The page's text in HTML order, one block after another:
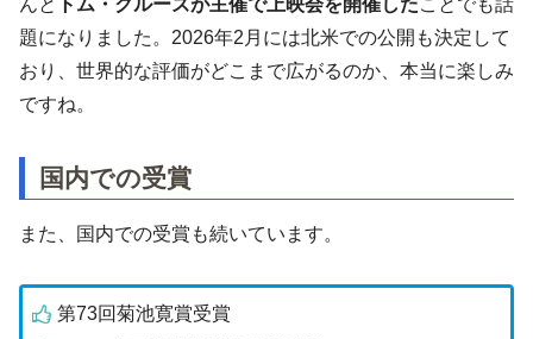
題になりました。2026年2月には北米での公開も決定して
おり、世界的な評価がどこまで広がるのか、本当に楽しみ
ですね。
国内での受賞
また、国内での受賞も続いています。
第73回菊池寛賞受賞